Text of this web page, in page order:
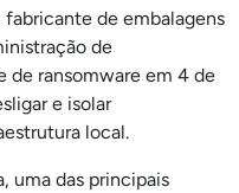
de embalagens
de
de ransomware em 4 de
e isolar
local.
uma das principais